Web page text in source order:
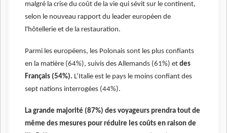
malgré la crise du coût de la vie qui sévit sur le continent,
selon le nouveau rapport du leader européen de
l'hôtellerie et de la restauration.
Parmi les européens, les Polonais sont les plus confiants
en la matière (64%), suivis des Allemands (61%) et des
Français (54%). L’Italie est le pays le moins confiant des
sept nations interrogées (44%).
La grande majorité (87%) des voyageurs prendra tout de
même des mesures pour réduire les coûts en raison de